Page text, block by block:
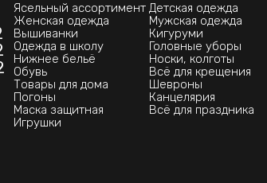
Ясельный ассортимент Детская одежда
Женская одежда
Мужская одежда
Вышиванки
Кигуруми
Одежда в школу
Головные уборы
Нижнее бельё
Носки, колготы
Обувь
Всё для крещения
Товары для дома
Шевроны
Погоны
Канцелярия
Маска защитная
Всё для праздника
Игрушки